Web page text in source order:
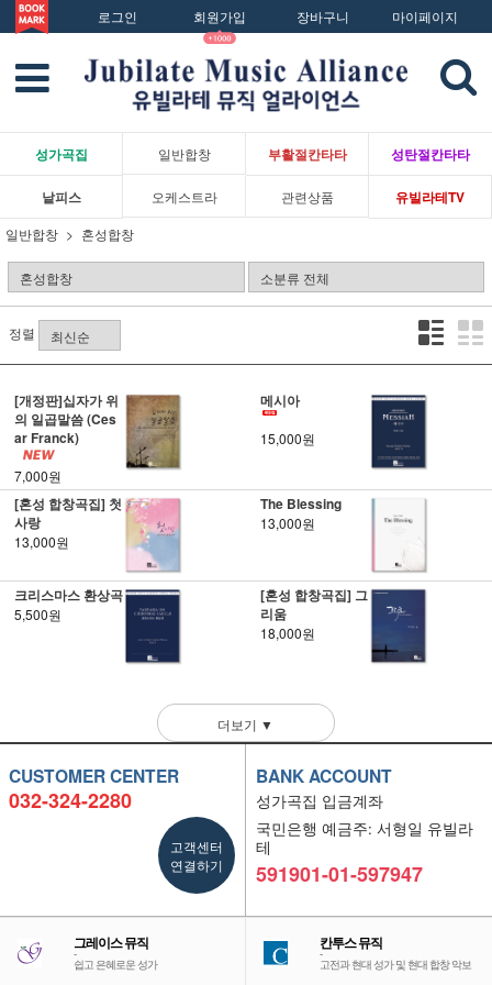
로그인 회원가입 장바구니 마이페이지
성가곡집 일반합창 부활절칸타타 성탄절칸타타
낱피스 오케스트라 관련상품 유빌라테TV
일반합창 혼성합창
정렬
[개정판]십자가 위
의 일곱말씀 (Ces
ar Franck)
7,000원
메시아
15,000원
[혼성 합창곡집] 첫
사랑
13,000원
The Blessing
13,000원
크리스마스 환상곡
5,500원
[혼성 합창곡집] 그
리움
18,000원
더보기 ▼
CUSTOMER CENTER
032-324-2280
고객센터
연결하기
BANK ACCOUNT
성가곡집 입금계좌
국민은행 예금주: 서형일 유빌라
테
591901-01-597947
그레이스 뮤직
-
쉽고 은혜로운 성가
칸투스 뮤직
-
고전과 현대 성가 및 현대 합창 악보